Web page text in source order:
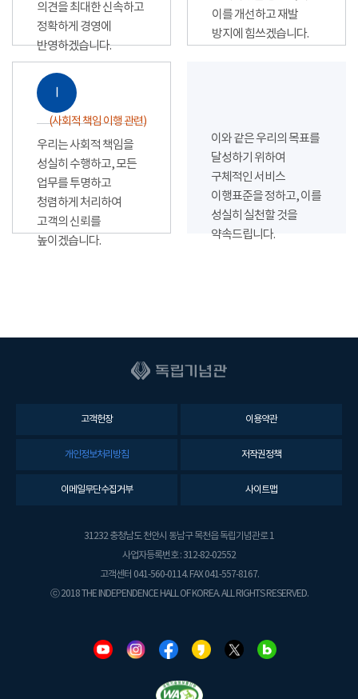
의견을 최대한 신속하고
정확하게 경영에
반영하겠습니다.
이를 개선하고 재발
방지에 힘쓰겠습니다.
Ⅰ
(사회적 책임 이행 관련)
우리는 사회적 책임을
성실히 수행하고, 모든
업무를 투명하고
청렴하게 처리하여
고객의 신뢰를
높이겠습니다.
이와 같은 우리의 목표를
달성하기 위하여
구체적인 서비스
이행표준을 정하고, 이를
성실히 실천할 것을
약속드립니다.
고객헌장 이용약관
개인정보처리방침 저작권정책
이메일무단수집거부 사이트맵
31232 충청남도 천안시 동남구 목천읍 독립기념관로 1
사업자등록번호 : 312-82-02552
고객센터 041-560-0114. FAX 041-557-8167.
ⓒ 2018 THE INDEPENDENCE HALL OF KOREA. ALL RIGHTS RESERVED.